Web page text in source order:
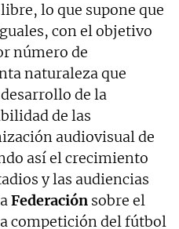
lo que supone que
con el objetivo
número de
naturaleza que
de la
de las
audiovisual de
así el crecimiento
y las audiencias
Federación sobre el
competición del fútbol